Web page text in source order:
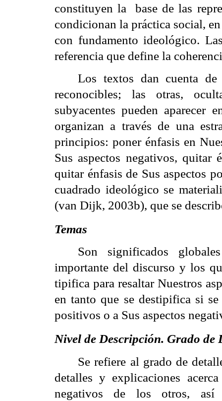
constituyen la
base de las
condicionan la práctica social,
con fundamento ideológico.
referencia que define la
Los textos dan cuenta de
reconocibles; las otras,
subyacentes pueden
organizan a través de una
principios: poner énfasis en
Sus aspectos negativos, quitar
quitar énfasis de Sus aspectos
cuadrado ideológico se
(van Dijk, 2003b), que se
Temas
Son significados
importante del discurso y los
tipifica para resaltar Nuestros
en tanto que se destipifica si
positivos o a Sus aspectos
Nivel de Descripción. Grado de
Se refiere al grado de
detalles y explicaciones
negativos de los otros, así